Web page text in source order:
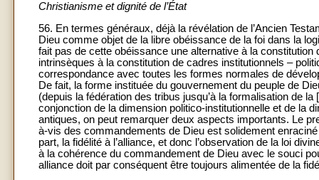
Christianisme et dignité de l’État
56. En termes généraux, déjà la révélation de l’Ancien
Dieu comme objet de la libre obéissance de la foi dans la
fait pas de cette obéissance une alternative à la
intrinsèques à la constitution de cadres institutionnels –
correspondance avec toutes les formes normales de
De fait, la forme instituée du gouvernement du peuple de
(depuis la fédération des tribus jusqu’à la formalisation de
conjonction de la dimension politico-institutionnelle et de la
antiques, on peut remarquer deux aspects importants. Le
à-vis des commandements de Dieu est solidement
part, la fidélité à l’alliance, et donc l’observation de la loi
à la cohérence du commandement de Dieu avec le souci
alliance doit par conséquent être toujours alimentée de la